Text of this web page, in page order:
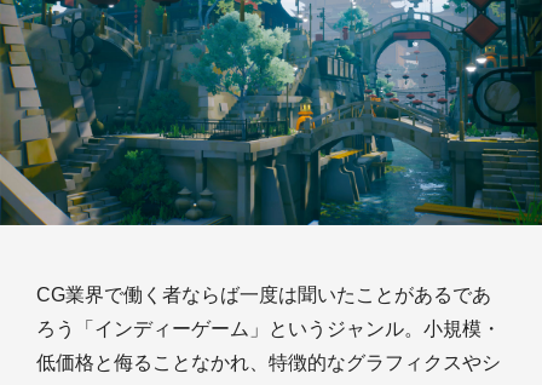
CG業界で働く者ならば一度は聞いたことがあるであ
ろう「インディーゲーム」というジャンル。小規模・
低価格と侮ることなかれ、特徴的なグラフィクスやシ